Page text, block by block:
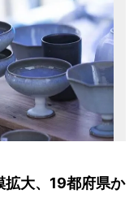
大、19都府県か